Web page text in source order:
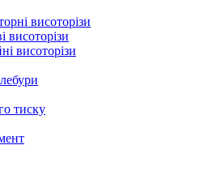
висоторізи
висоторізи
висоторізи
тиску